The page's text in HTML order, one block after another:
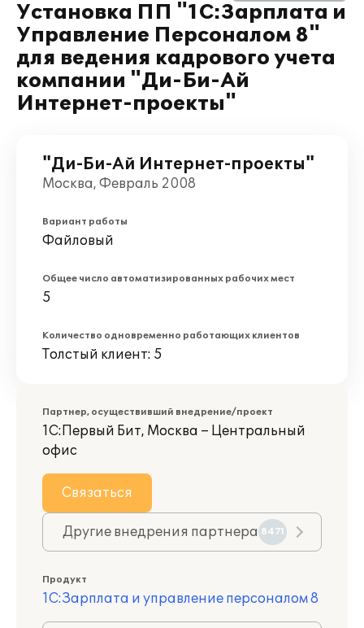
Установка ПП "1С:Зарплата и
Управление Персоналом 8"
для ведения кадрового учета
компании "Ди-Би-Ай
Интернет-проекты"
"Ди-Би-Ай Интернет-проекты"
Москва, Февраль 2008
Вариант работы
Файловый
Общее число автоматизированных рабочих мест
5
Количество одновременно работающих клиентов
Толстый клиент: 5
Партнер, осуществивший внедрение/проект
1С:Первый Бит, Москва – Центральный
офис
Связаться
Другие внедрения партнера 8471
Продукт
1С:Зарплата и управление персоналом 8